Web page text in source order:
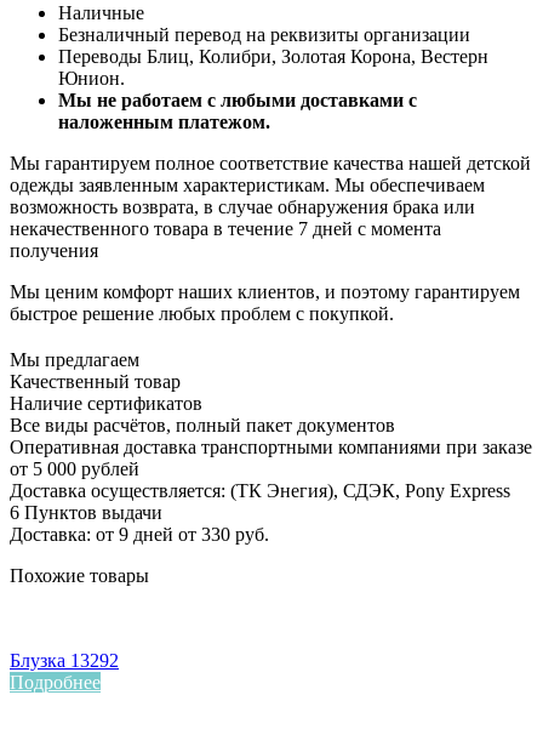
Наличные
Безналичный перевод на реквизиты организации
Переводы Блиц, Колибри, Золотая Корона, Вестерн
Юнион.
Мы не работаем с любыми доставками с
наложенным платежом.
Мы гарантируем полное соответствие качества нашей детской
одежды заявленным характеристикам. Мы обеспечиваем
возможность возврата, в случае обнаружения брака или
некачественного товара в течение 7 дней с момента
получения
Мы ценим комфорт наших клиентов, и поэтому гарантируем
быстрое решение любых проблем с покупкой.
Мы предлагаем
Качественный товар
Наличие сертификатов
Все виды расчётов, полный пакет документов
Оперативная доставка транспортными компаниями при заказе
от 5 000 рублей
Доставка осуществляется: (ТК Энегия), СДЭК, Pony Express
6 Пунктов выдачи
Доставка: от 9 дней от 330 руб.
Похожие товары
Блузка 13292
Подробнее